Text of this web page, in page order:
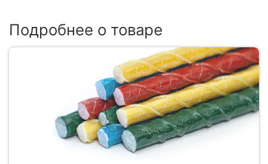
Подробнее о товаре